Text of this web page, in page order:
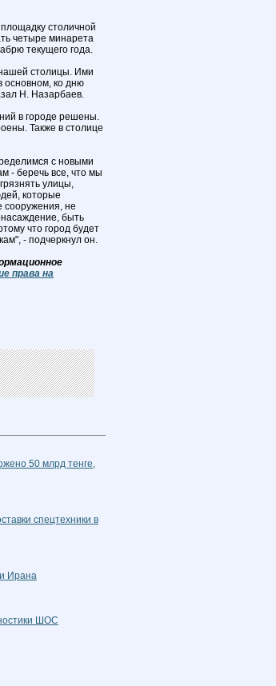
столичной
четыре минарета
текущего года.
столицы. Ими
основном, ко дню
Н. Назарбаев.
в городе решены.
Также в столице
с новыми
- беречь все, что мы
улицы,
которые
сооружения, не
быть
что город будет
- подчеркнул он.
права на
50 млрд тенге,
спецтехники в
и Ирана
ШОС